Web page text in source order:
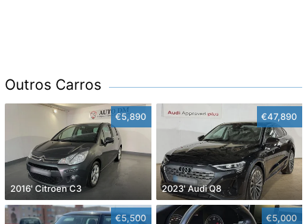
Outros Carros
€5,890
2016' Citroen C3
€47,890
2023' Audi Q8
€5,500 €5,000